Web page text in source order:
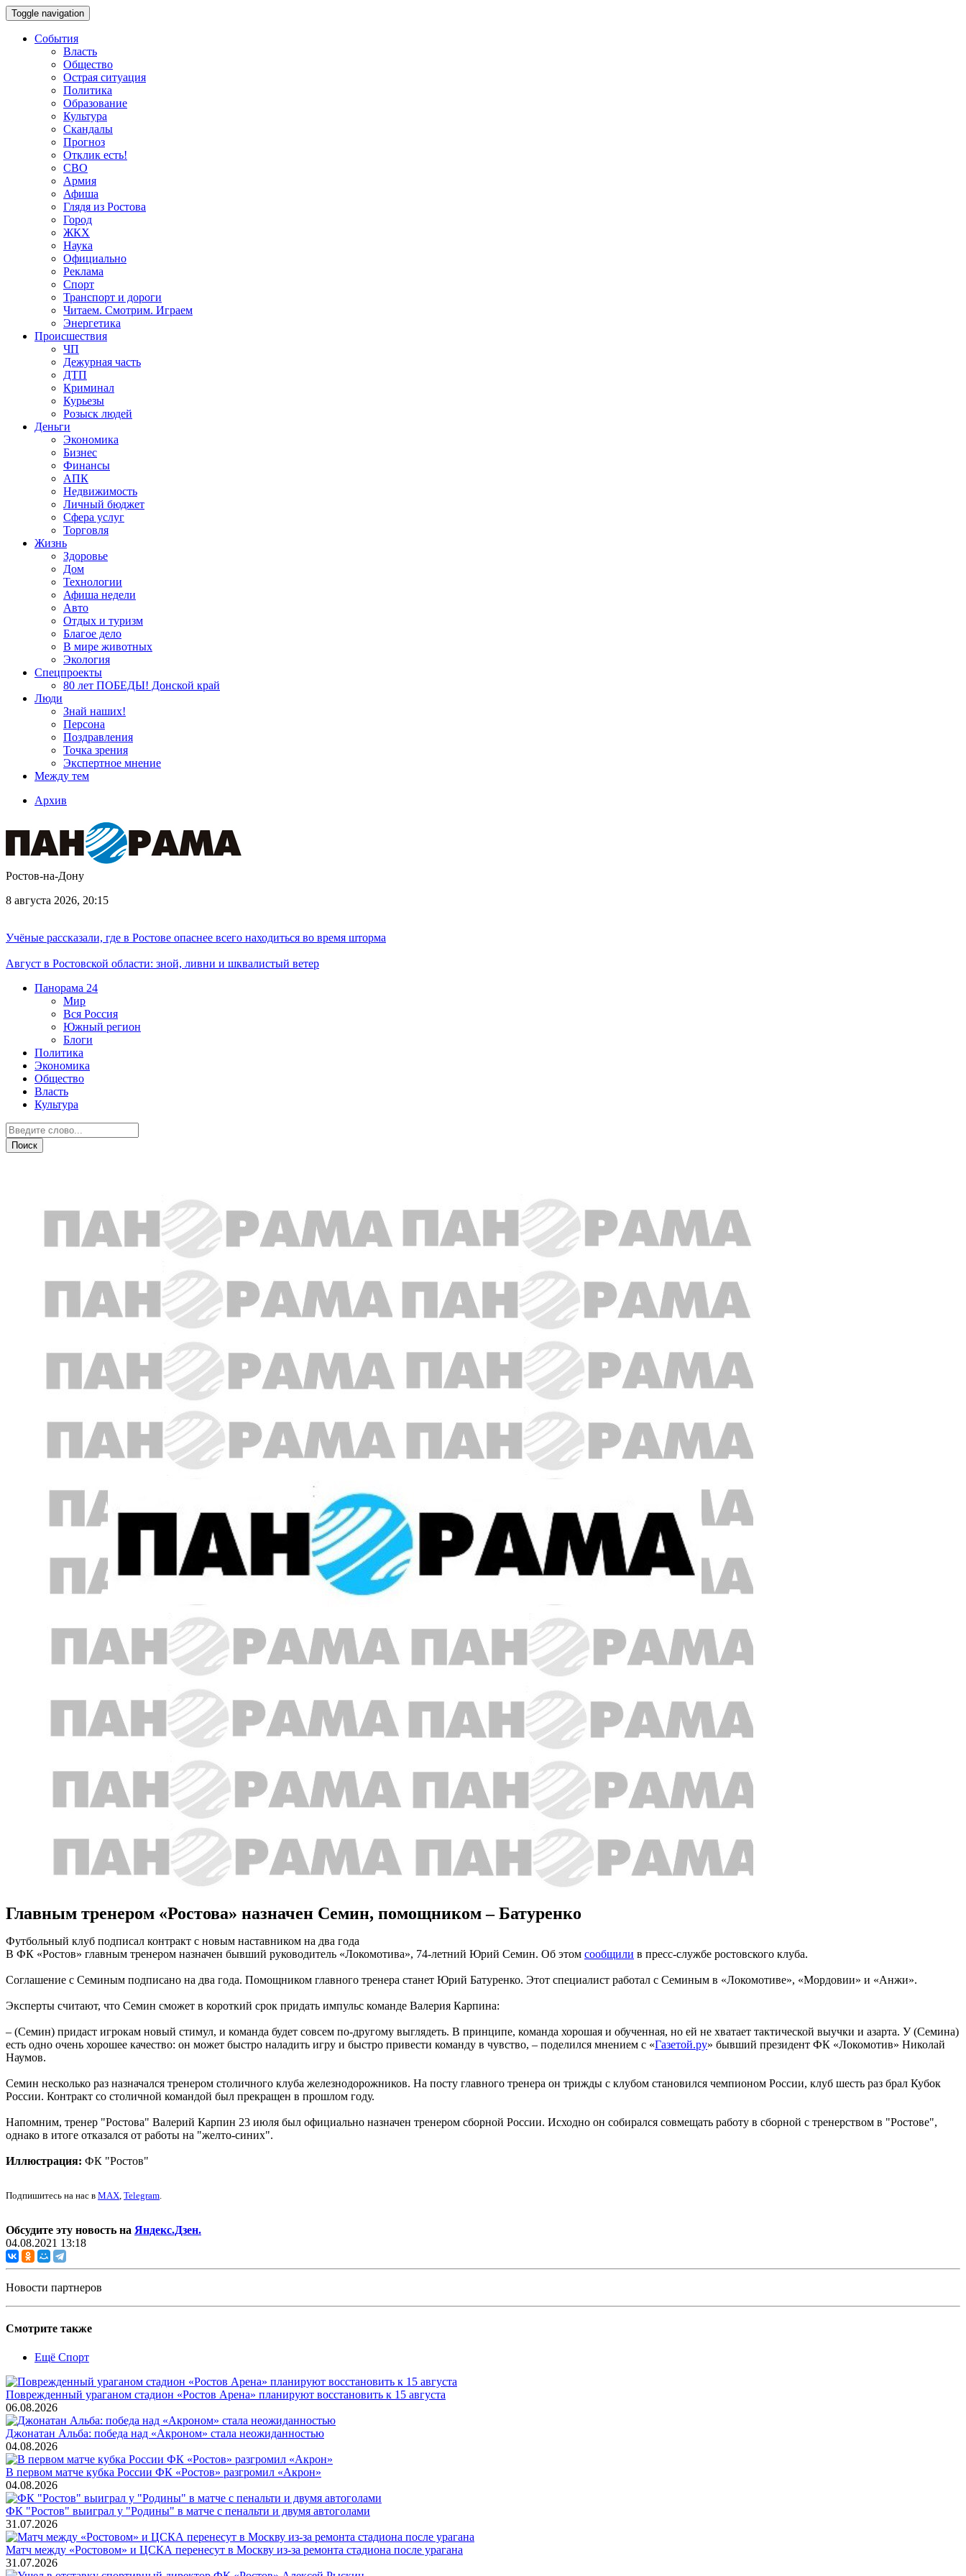
Toggle navigation
События
Власть
Общество
Острая ситуация
Политика
Образование
Культура
Скандалы
Прогноз
Отклик есть!
СВО
Армия
Афиша
Глядя из Ростова
Город
ЖКХ
Наука
Официально
Реклама
Спорт
Транспорт и дороги
Читаем. Смотрим. Играем
Энергетика
Происшествия
ЧП
Дежурная часть
ДТП
Криминал
Курьезы
Розыск людей
Деньги
Экономика
Бизнес
Финансы
АПК
Недвижимость
Личный бюджет
Сфера услуг
Торговля
Жизнь
Здоровье
Дом
Технологии
Афиша недели
Авто
Отдых и туризм
Благое дело
В мире животных
Экология
Спецпроекты
80 лет ПОБЕДЫ! Донской край
Люди
Знай наших!
Персона
Поздравления
Точка зрения
Экспертное мнение
Между тем
Архив
Ростов-на-Дону
8 августа 2026, 20:15
Учёные рассказали, где в Ростове опаснее всего находиться во время шторма
Август в Ростовской области: зной, ливни и шквалистый ветер
Панорама 24
Мир
Вся Россия
Южный регион
Блоги
Политика
Экономика
Общество
Власть
Культура
Главным тренером «Ростова» назначен Семин, помощником – Батуренко
Футбольный клуб подписал контракт с новым наставником на два года
В ФК «Ростов» главным тренером назначен бывший руководитель «Локомотива», 74-летний Юрий Семин. Об этом сообщили в пресс-службе ростовского клуба.
Соглашение с Семиным подписано на два года. Помощником главного тренера станет Юрий Батуренко. Этот специалист работал с Семиным в «Локомотиве», «Мордовии» и «Анжи».
Эксперты считают, что Семин сможет в короткий срок придать импульс команде Валерия Карпина:
– (Семин) придаст игрокам новый стимул, и команда будет совсем по-другому выглядеть. В принципе, команда хорошая и обученная, но ей не хватает тактической выучки и азарта. У (Семина)
есть одно очень хорошее качество: он может быстро наладить игру и быстро привести команду в чувство, – поделился мнением с «Газетой.ру» бывший президент ФК «Локомотив» Николай
Наумов.
Семин несколько раз назначался тренером столичного клуба железнодорожников. На посту главного тренера он трижды с клубом становился чемпионом России, клуб шесть раз брал Кубок
России. Контракт со столичной командой был прекращен в прошлом году.
Напомним, тренер "Ростова" Валерий Карпин 23 июля был официально назначен тренером сборной России. Исходно он собирался совмещать работу в сборной с тренерством в "Ростове",
однако в итоге отказался от работы на "желто-синих".
Иллюстрация: ФК "Ростов"
Подпишитесь на нас в MAX, Telegram.
Обсудите эту новость на Яндекс.Дзен.
04.08.2021 13:18
Новости партнеров
Смотрите также
Ещё Спорт
Поврежденный ураганом стадион «Ростов Арена» планируют восстановить к 15 августа
06.08.2026
Джонатан Альба: победа над «Акроном» стала неожиданностью
04.08.2026
В первом матче кубка России ФК «Ростов» разгромил «Акрон»
04.08.2026
ФК "Ростов" выиграл у "Родины" в матче с пенальти и двумя автоголами
31.07.2026
Матч между «Ростовом» и ЦСКА перенесут в Москву из-за ремонта стадиона после урагана
31.07.2026